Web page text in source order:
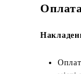
Оплата